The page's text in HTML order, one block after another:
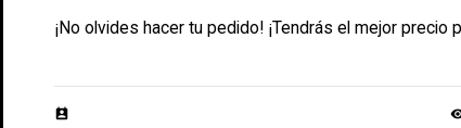
¡No olvides hacer tu pedido! ¡Tendrás el mejor
perm_contact_calendar